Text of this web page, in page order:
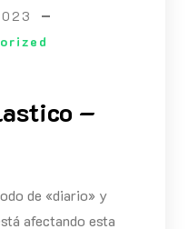
–
de «diario» y
afectando esta